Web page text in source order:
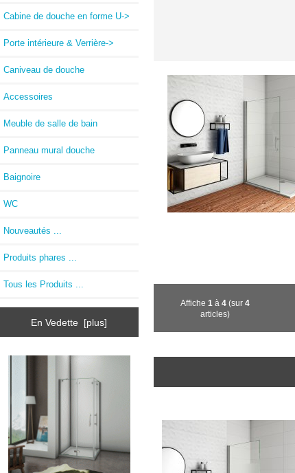
Cabine de douche en forme U->
Porte intérieure & Verrière->
Caniveau de douche
Accessoires
Meuble de salle de bain
Panneau mural douche
Baignoire
WC
Nouveautés ...
Produits phares ...
Tous les Produits ...
En Vedette [plus]
Affiche 1 à 4(sur 4
articles)